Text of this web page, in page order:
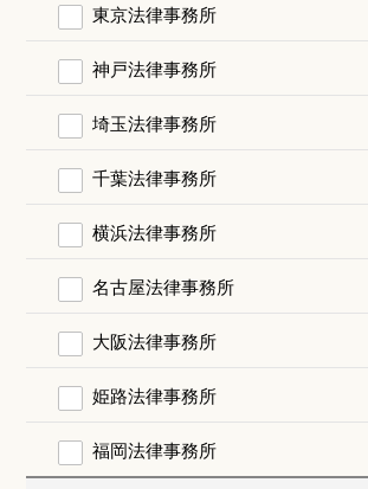
東京法律事務所
神戸法律事務所
埼玉法律事務所
千葉法律事務所
横浜法律事務所
名古屋法律事務所
大阪法律事務所
姫路法律事務所
福岡法律事務所